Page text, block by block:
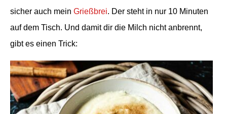
sicher auch mein Grießbrei. Der steht in nur 10 Minuten
auf dem Tisch. Und damit dir die Milch nicht anbrennt,
gibt es einen Trick: